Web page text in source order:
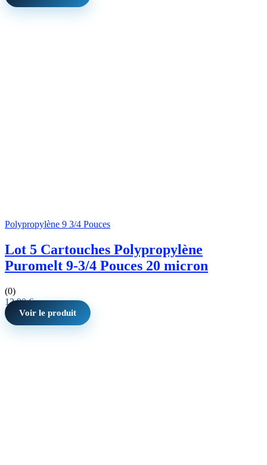
Polypropylène 9 3/4 Pouces
Lot 5 Cartouches Polypropylène
Puromelt 9-3/4 Pouces 20 micron
(0)
12,90€
Voir le produit